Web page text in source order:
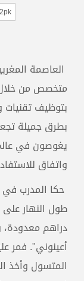
العاصمة
متخصص من
بتوظيف تقنيات
بطرق جميلة
يغوصون في
واتفاق
حكا المدرب
طول النهار
دراهم
أعينوني". فمر
المتسول وأخذ